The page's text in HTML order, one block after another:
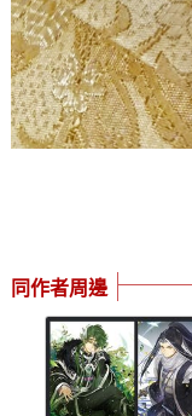
同作者周邊